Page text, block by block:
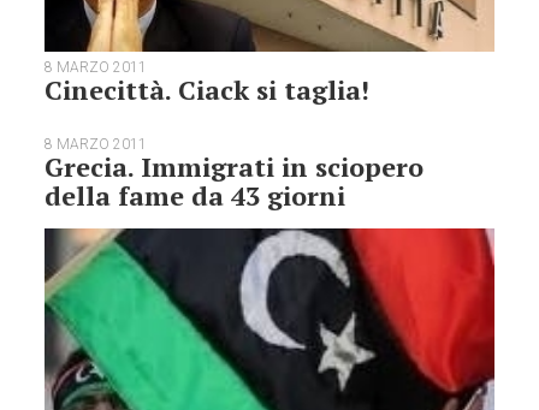
8 MARZO 2011
Cinecittà. Ciack si taglia!
8 MARZO 2011
Grecia. Immigrati in sciopero
della fame da 43 giorni